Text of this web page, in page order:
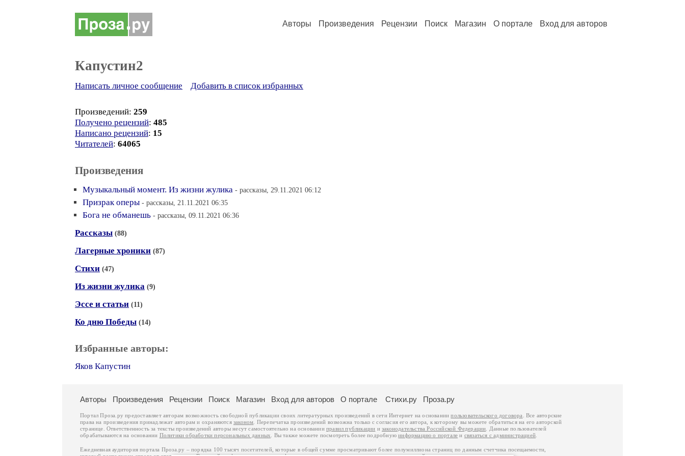
Авторы Произведения Рецензии Поиск Магазин О портале Вход для авторов
Капустин2
Написать личное сообщение Добавить в список избранных
Произведений: 259
Получено рецензий: 485
Написано рецензий: 15
Читателей: 64065
Произведения
Музыкальный момент. Из жизни жулика - рассказы, 29.11.2021 06:12
Призрак оперы - рассказы, 21.11.2021 06:35
Бога не обманешь - рассказы, 09.11.2021 06:36
Рассказы (88)
Лагерные хроники (87)
Стихи (47)
Из жизни жулика (9)
Эссе и статьи (11)
Ко дню Победы (14)
Избранные авторы:
Яков Капустин
Авторы Произведения Рецензии Поиск Магазин Вход для авторов О портале Стихи.ру Проза.ру
Портал Проза.ру предоставляет авторам возможность свободной публикации своих литературных произведений в сети Интернет на основаниипользовательского договора
. Все авторские
права на произведения принадлежат авторам и охраняются законом . Перепечатка произведений возможна только с согласия его автора, к которому вы можете обратиться на его авторской
странице. Ответственность за тексты произведений авторы несут самостоятельно на основанииправил публикации изаконодательства Российской Федерации . Данные пользователей
обрабатываются на основании Политики обработки персональных данных . Вы также можете посмотреть более подробнуюинформацию о портале и связаться с администрацией
Ежедневная аудитория портала Проза.ру – порядка 100 тысяч посетителей, которые в общей сумме просматривают более полумиллиона страниц по данным счетчика посещаемости,